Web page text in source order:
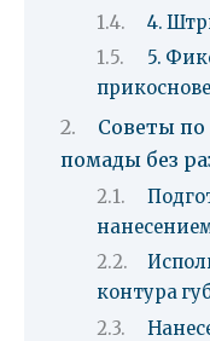
4.
5.
Советы
помады без
контура